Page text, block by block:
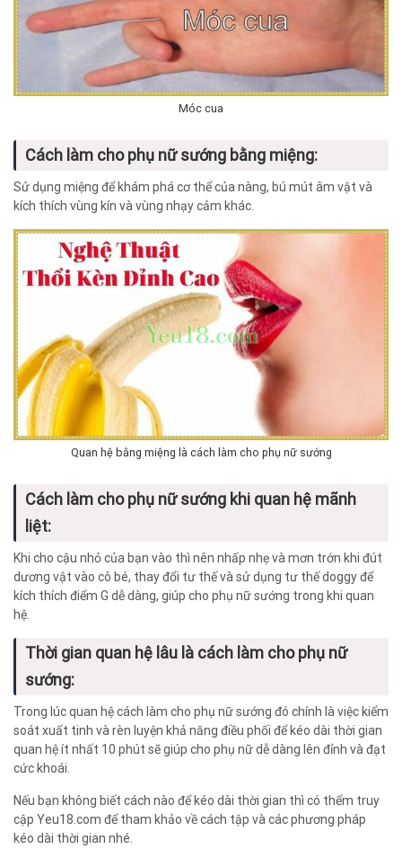
Móc cua
Cách làm cho phụ nữ sướng bằng miệng:
Sử dụng miệng để khám phá cơ thể của nàng, bú mút âm vật và
kích thích vùng kín và vùng nhạy cảm khác.
Quan hệ bằng miệng là cách làm cho phụ nữ sướng
Cách làm cho phụ nữ sướng khi quan hệ mãnh
liệt:
Khi cho cậu nhỏ của bạn vào thì nên nhấp nhẹ và mơn trớn khi đút
dương vật vào cô bé, thay đổi tư thế và sử dụng tư thế doggy để
kích thích điểm G dễ dàng, giúp cho phụ nữ sướng trong khi quan
hệ.
Thời gian quan hệ lâu là cách làm cho phụ nữ
sướng:
Trong lúc quan hệ cách làm cho phụ nữ sướng đó chính là việc kiểm
soát xuất tinh và rèn luyện khả năng điều phối để kéo dài thời gian
quan hệ ít nhất 10 phút sẽ giúp cho phụ nữ dễ dàng lên đỉnh và đạt
cức khoái.
Nếu bạn không biết cách nào để kéo dài thời gian thì có thểm truy
cập Yeu18.com để tham khảo về cách tập và các phương pháp
kéo dài thời gian nhé.